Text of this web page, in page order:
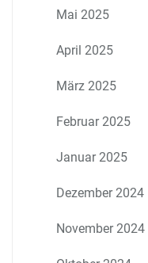
Mai 2025
April 2025
März 2025
Februar 2025
Januar 2025
Dezember 2024
November 2024